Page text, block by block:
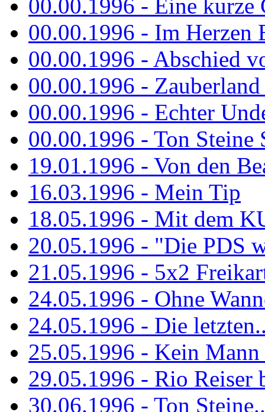
00.00.1996 - Eine kurze
00.00.1996 - Im Herzen
00.00.1996 - Abschied
00.00.1996 -
00.00.1996 - Echter
00.00.1996 - Ton Steine
19.01.1996 - Von den
16.03.1996 - Mein Tip
18.05.1996 - Mit dem
20.05.1996 - "Die PDS
21.05.1996 - 5x2
24.05.1996 - Ohne
24.05.1996 - Die
25.05.1996 - Kein
29.05.1996 - Rio Reiser
30.06.1996 - Ton